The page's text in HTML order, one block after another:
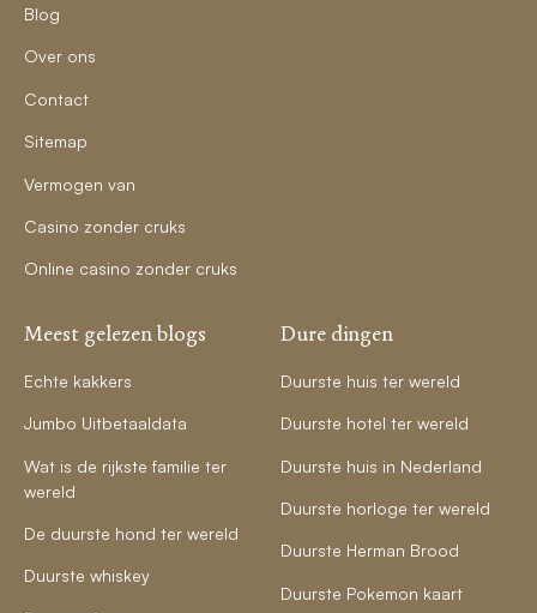
Blog
Over ons
Contact
Sitemap
Vermogen van
Casino zonder cruks
Online casino zonder cruks
Meest gelezen blogs
Echte kakkers
Jumbo Uitbetaaldata
Wat is de rijkste familie ter
wereld
De duurste hond ter wereld
Duurste whiskey
Dure dingen
Duurste huis ter wereld
Duurste hotel ter wereld
Duurste huis in Nederland
Duurste horloge ter wereld
Duurste Herman Brood
Duurste Pokemon kaart